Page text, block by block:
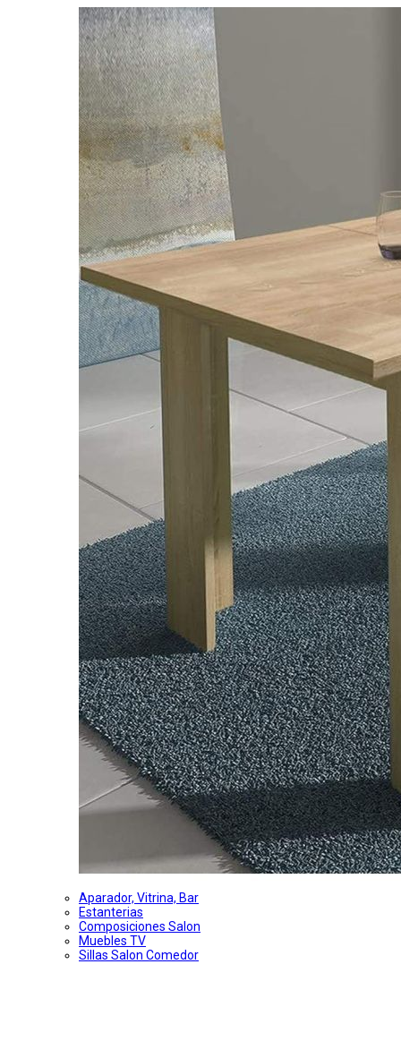
Aparador, Vitrina, Bar
Estanterias
Composiciones Salon
Muebles TV
Sillas Salon Comedor